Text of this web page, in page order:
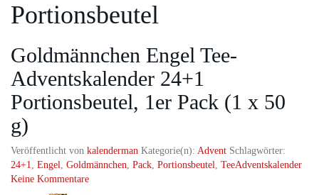
Portionsbeutel
Goldmännchen Engel Tee-
Adventskalender 24+1
Portionsbeutel, 1er Pack (1 x 50
g)
Veröffentlicht von kalenderman Kategorie(n): Advent Schlagwörter:
24+1, Engel, Goldmännchen, Pack, Portionsbeutel, TeeAdventskalender
Keine Kommentare